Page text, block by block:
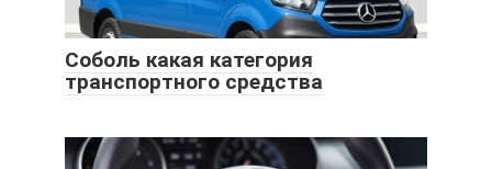
Соболь какая категория
транспортного средства